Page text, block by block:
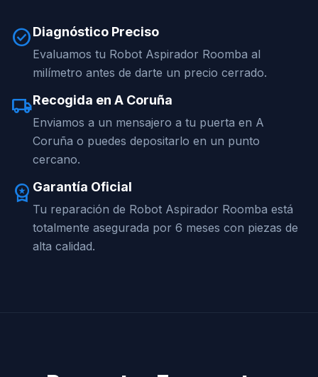
check_circleDiagnóstico Preciso
Evaluamos tu Robot Aspirador Roomba al
milímetro antes de darte un precio cerrado.
local_shippingRecogida en A Coruña
Enviamos a un mensajero a tu puerta en A
Coruña o puedes depositarlo en un punto
cercano.
workspace_premium Garantía Oficial
Tu reparación de Robot Aspirador Roomba está
totalmente asegurada por 6 meses con piezas de
alta calidad.